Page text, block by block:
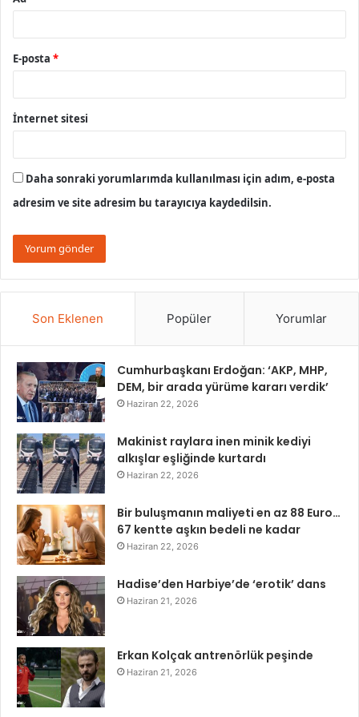
E-posta *
İnternet sitesi
Daha sonraki yorumlarımda kullanılması için adım, e-posta
adresim ve site adresim bu tarayıcıya kaydedilsin.
Son Eklenen Popüler Yorumlar
Cumhurbaşkanı Erdoğan: ‘AKP, MHP,
DEM, bir arada yürüme kararı verdik’
Haziran 22, 2026
Makinist raylara inen minik kediyi
alkışlar eşliğinde kurtardı
Haziran 22, 2026
Bir buluşmanın maliyeti en az 88 Euro…
67 kentte aşkın bedeli ne kadar
Haziran 22, 2026
Hadise’den Harbiye’de ‘erotik’ dans
Haziran 21, 2026
Erkan Kolçak antrenörlük peşinde
Haziran 21, 2026